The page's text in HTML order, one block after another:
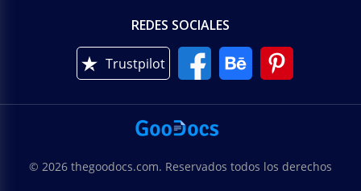
REDES SOCIALES
Trustpilot
© 2026 thegoodocs.com. Reservados todos los derechos